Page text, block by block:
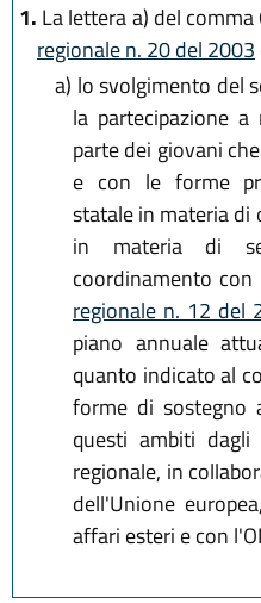
1. La lettera a) del
regionale n. 20 del 2003
a) lo svolgimento del
la partecipazione
parte dei giovani
e con le forme
statale in materia di
in materia di
coordinamento
regionale n. 12 del
piano annuale
quanto indicato al
forme di sostegno
questi ambiti
regionale, in
dell'Unione
affari esteri e con